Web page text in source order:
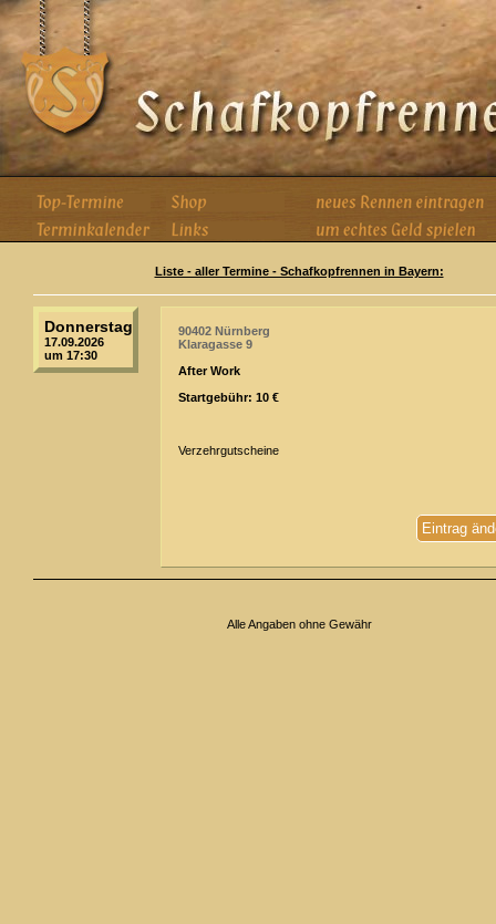
Liste - aller Termine - Schafkopfrennen in Bayern:
Donnerstag
17.09.2026
um 17:30
90402 Nürnberg
Klaragasse 9
After Work
Startgebühr: 10 €
Verzehrgutscheine
Eintrag
Alle Angaben ohne Gewähr